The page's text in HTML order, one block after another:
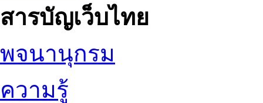
สารบัญเว็บไทย
พจนานุกรม
ความรู้